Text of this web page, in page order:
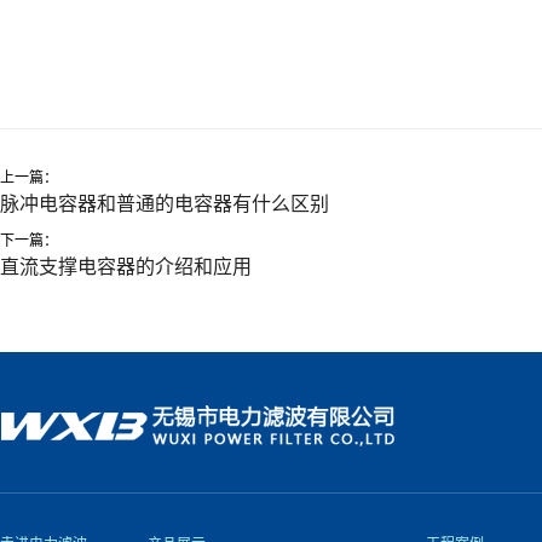
上一篇：
脉冲电容器和普通的电容器有什么区别
下一篇：
直流支撑电容器的介绍和应用